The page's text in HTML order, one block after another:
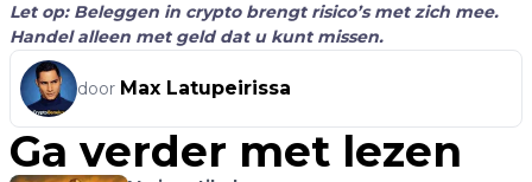
Let op: Beleggen in crypto brengt risico’s met zich mee.
Handel alleen met geld dat u kunt missen.
door Max Latupeirissa
Ga verder met lezen